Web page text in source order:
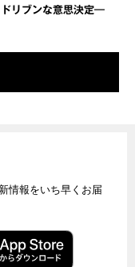
リブンな意思決定―
情報をいち早くお届